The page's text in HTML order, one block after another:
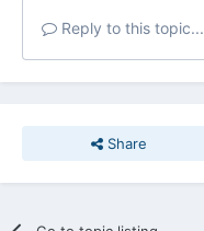
Reply to this topic...
Share